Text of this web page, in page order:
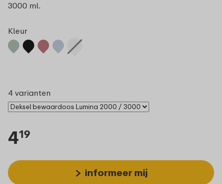
3000 ml.
Kleur
4 varianten
419
informeer mij